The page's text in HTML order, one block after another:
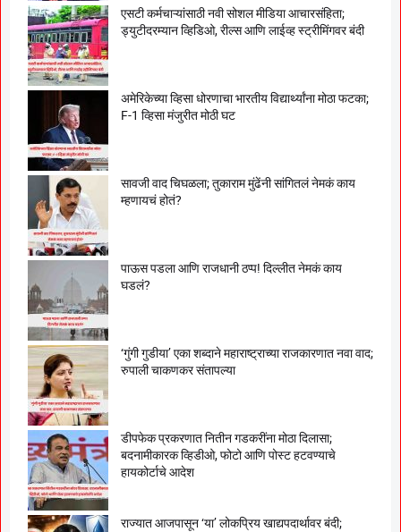
एसटी कर्मचाऱ्यांसाठी नवी सोशल मीडिया आचारसंहिता;
ड्युटीदरम्यान व्हिडिओ, रील्स आणि लाईव्ह स्ट्रीमिंगवर बंदी
अमेरिकेच्या व्हिसा धोरणाचा भारतीय विद्यार्थ्यांना मोठा फटका;
F-1 व्हिसा मंजुरीत मोठी घट
सावजी वाद चिघळला; तुकाराम मुंढेंनी सांगितलं नेमकं काय
म्हणायचं होतं?
पाऊस पडला आणि राजधानी ठप्प! दिल्लीत नेमकं काय
घडलं?
‘गुंगी गुडीया’ एका शब्दाने महाराष्ट्राच्या राजकारणात नवा वाद;
रुपाली चाकणकर संतापल्या
डीपफेक प्रकरणात नितीन गडकरींना मोठा दिलासा;
बदनामीकारक व्हिडीओ, फोटो आणि पोस्ट हटवण्याचे
हायकोर्टाचे आदेश
राज्यात आजपासून ‘या’ लोकप्रिय खाद्यपदार्थावर बंदी;